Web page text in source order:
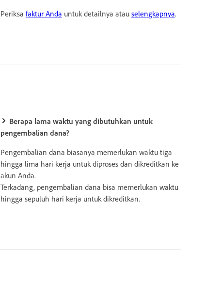
Periksa faktur Anda untuk detailnya atau selengkapnya.
Berapa lama waktu yang dibutuhkan untuk
pengembalian dana?
Pengembalian dana biasanya memerlukan waktu tiga
hingga lima hari kerja untuk diproses dan dikreditkan ke
akun Anda.
Terkadang, pengembalian dana bisa memerlukan waktu
hingga sepuluh hari kerja untuk dikreditkan.